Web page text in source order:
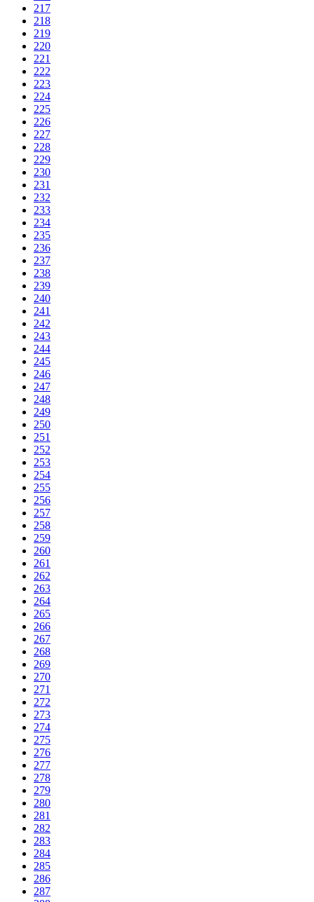
217
218
219
220
221
222
223
224
225
226
227
228
229
230
231
232
233
234
235
236
237
238
239
240
241
242
243
244
245
246
247
248
249
250
251
252
253
254
255
256
257
258
259
260
261
262
263
264
265
266
267
268
269
270
271
272
273
274
275
276
277
278
279
280
281
282
283
284
285
286
287